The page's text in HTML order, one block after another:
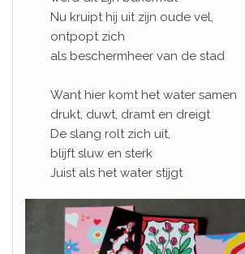
Nu kruipt hij uit zijn oude vel,
ontpopt zich
als beschermheer van de stad
Want hier komt het water samen
drukt, duwt, dramt en dreigt
De slang rolt zich uit,
blijft sluw en sterk
Juist als het water stijgt